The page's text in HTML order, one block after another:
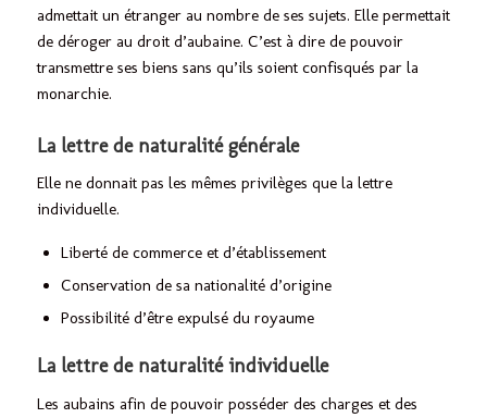
admettait un étranger au nombre de ses sujets. Elle permettait
de déroger au droit d’aubaine. C’est à dire de pouvoir
transmettre ses biens sans qu’ils soient confisqués par la
monarchie.
La lettre de naturalité générale
Elle ne donnait pas les mêmes privilèges que la lettre
individuelle.
Liberté de commerce et d’établissement
Conservation de sa nationalité d’origine
Possibilité d’être expulsé du royaume
La lettre de naturalité individuelle
Les aubains afin de pouvoir posséder des charges et des